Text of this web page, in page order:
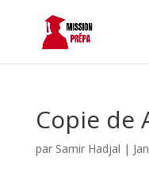
Copie de
par Samir Hadjal |